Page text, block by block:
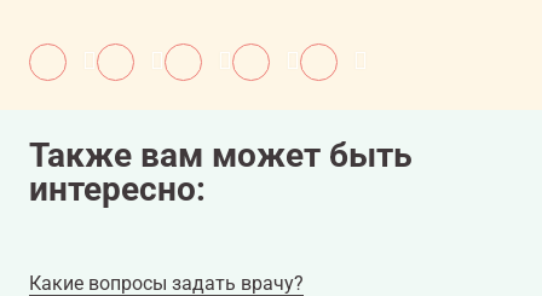
Также вам может быть
интересно:
Какие вопросы задать врачу?